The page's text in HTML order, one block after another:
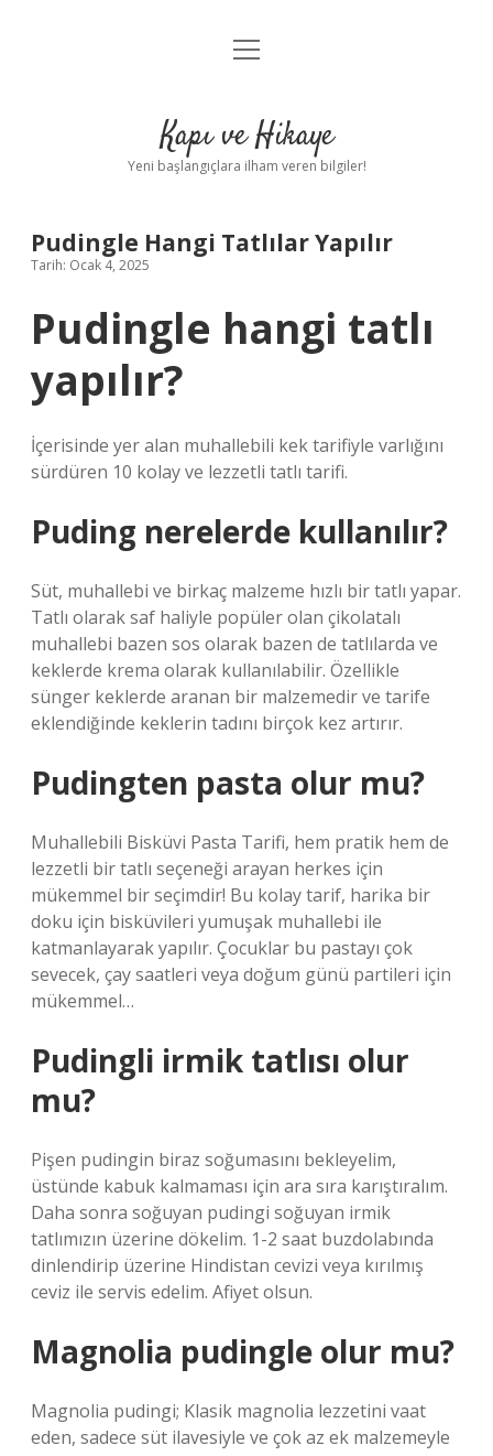
Anasayfa
Yasal Uyarı
menüyü
Kapı ve Hikaye
Yeni başlangıçlara ilham veren bilgiler!
Pudingle Hangi Tatlılar Yapılır
Tarih: Ocak 4, 2025
Pudingle hangi tatlı
yapılır?
İçerisinde yer alan muhallebili kek tarifiyle varlığını
sürdüren 10 kolay ve lezzetli tatlı tarifi.
Puding nerelerde kullanılır?
Süt, muhallebi ve birkaç malzeme hızlı bir tatlı yapar.
Tatlı olarak saf haliyle popüler olan çikolatalı
muhallebi bazen sos olarak bazen de tatlılarda ve
keklerde krema olarak kullanılabilir. Özellikle
sünger keklerde aranan bir malzemedir ve tarife
eklendiğinde keklerin tadını birçok kez artırır.
Pudingten pasta olur mu?
Muhallebili Bisküvi Pasta Tarifi, hem pratik hem de
lezzetli bir tatlı seçeneği arayan herkes için
mükemmel bir seçimdir! Bu kolay tarif, harika bir
doku için bisküvileri yumuşak muhallebi ile
katmanlayarak yapılır. Çocuklar bu pastayı çok
sevecek, çay saatleri veya doğum günü partileri için
mükemmel…
Pudingli irmik tatlısı olur
mu?
Pişen pudingin biraz soğumasını bekleyelim,
üstünde kabuk kalmaması için ara sıra karıştıralım.
Daha sonra soğuyan pudingi soğuyan irmik
tatlımızın üzerine dökelim. 1-2 saat buzdolabında
dinlendirip üzerine Hindistan cevizi veya kırılmış
ceviz ile servis edelim. Afiyet olsun.
Magnolia pudingle olur mu?
Magnolia pudingi; Klasik magnolia lezzetini vaat
eden, sadece süt ilavesiyle ve çok az ek malzemeyle